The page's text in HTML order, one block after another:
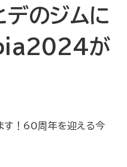
デのジムに
が
す！60周年を迎える今